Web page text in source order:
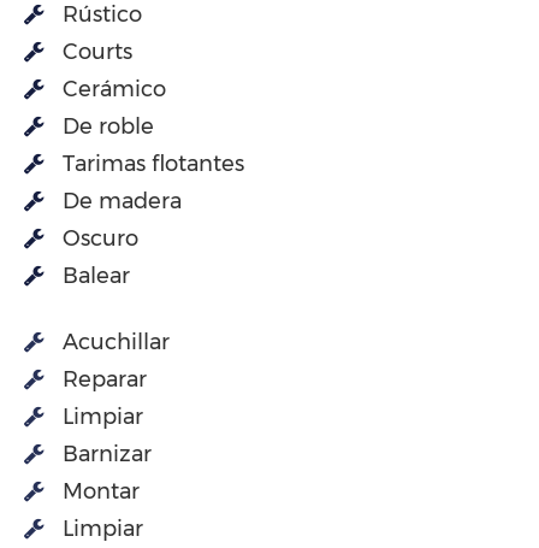
Rústico
Courts
Cerámico
De roble
Tarimas flotantes
De madera
Oscuro
Balear
Acuchillar
Reparar
Limpiar
Barnizar
Montar
Limpiar